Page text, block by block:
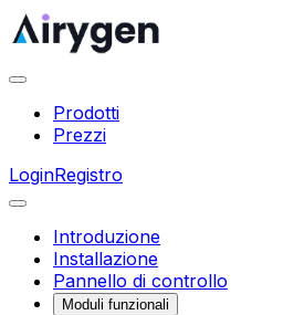
Prodotti
Prezzi
LoginRegistro
Introduzione
Installazione
Pannello di controllo
Moduli funzionali